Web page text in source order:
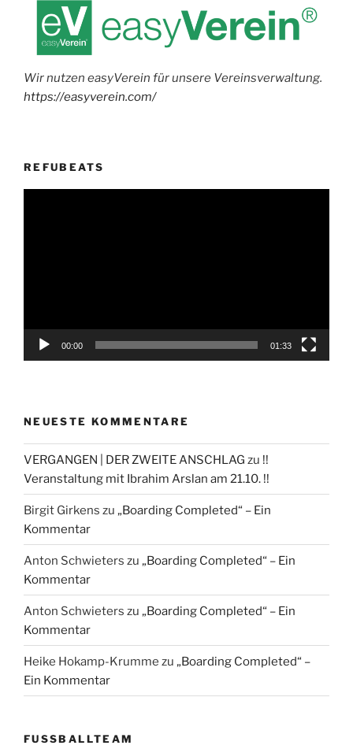
Wir nutzen easyVerein für unsere Vereinsverwaltung.
https://easyverein.com/
REFUBEATS
00:00 01:33
NEUESTE KOMMENTARE
VERGANGEN | DER ZWEITE ANSCHLAG zu !!
Veranstaltung mit Ibrahim Arslan am 21.10. !!
Birgit Girkens zu „Boarding Completed“ – Ein
Kommentar
Anton Schwieters zu „Boarding Completed“ – Ein
Kommentar
Anton Schwieters zu „Boarding Completed“ – Ein
Kommentar
Heike Hokamp-Krumme zu „Boarding Completed“ –
Ein Kommentar
FUSSBALLTEAM